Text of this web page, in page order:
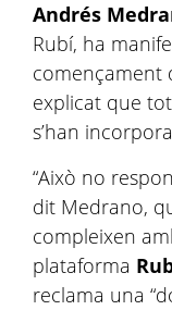
Andrés
Rubí, ha
començament
explicat que
s’han
“Això no
dit Medrano,
compleixen
plataforma
reclama una